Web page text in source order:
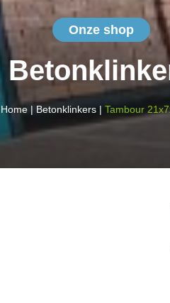
Onze shop
Home| Betonklinkers| Tambour